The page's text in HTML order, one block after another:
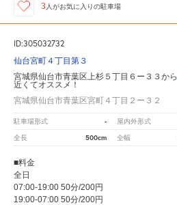
3 人がお気に入りの駐車場
ID:305032732
仙台宮町４丁目第３
宮城県仙台市青葉区上杉５丁目６ー３３から
近くてオススメ！
宮城県仙台市青葉区宮町４丁目２ー３２
駐車場形式 - 屋内外形式
全長 500cm 全幅
■料金
全日
07:00-19:00 50分/200円
19:00-07:00 50分/200円